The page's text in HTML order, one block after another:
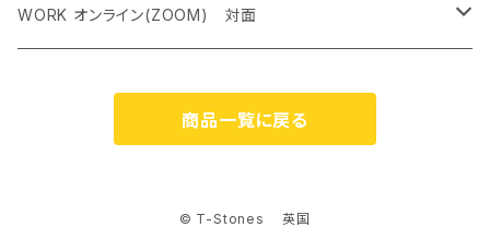
ペンダントトップ＜レアストーン＞
ケルティック アンド シンボルネックレス
ジェムストーンブレスレット
WORK オンライン(ZOOM) 対面
霊気アチューンメント オンライン（ZOOM） 対面
ストーンカウンセリング オンライン（ZOOM）
商品一覧に戻る
© T-Stones 英国